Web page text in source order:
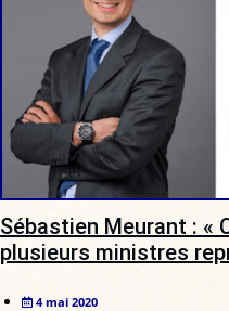
Sébastien Meurant : «
plusieurs ministres
4 mai 2020